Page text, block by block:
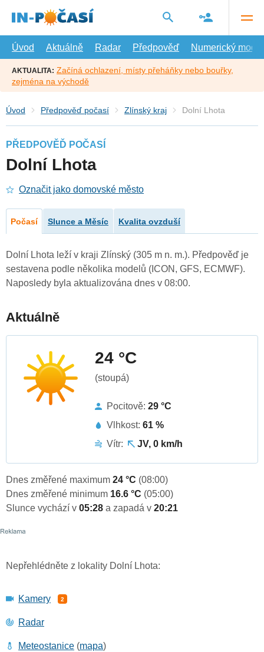
hlavní
Úvod
Aktuálně Radar Předpověď Numerický model
AKTUALITA: Začíná ochlazení, místy přeháňky nebo bouřky,
zejména na východě
Úvod Předpověď počasí Zlínský kraj Dolní Lhota
PŘEDPOVĚĎ POČASÍ
Dolní Lhota
Označit jako domovské město
Počasí Slunce a Měsíc Kvalita ovzduší
Dolní Lhota leží v kraji Zlínský (305 m n. m.). Předpověď je
sestavena podle několika modelů (ICON, GFS, ECMWF).
Naposledy byla aktualizována dnes v 08:00.
Aktuálně
24 °C
(stoupá)
Pocitově: 29 °C
Vlhkost: 61 %
Vítr:
JV, 0 km/h
Dnes změřené maximum 24 °C (08:00)
Dnes změřené minimum 16.6 °C (05:00)
Slunce vychází v 05:28 a zapadá v 20:21
Nepřehlédněte z lokality Dolní Lhota:
Kamery 2
Radar
Meteostanice (mapa)